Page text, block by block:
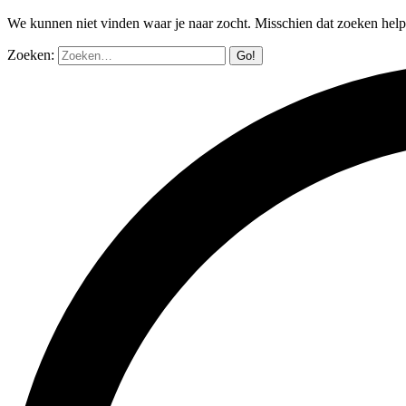
We kunnen niet vinden waar je naar zocht. Misschien dat zoeken
Zoeken: